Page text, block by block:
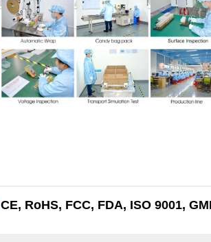
CE, RoHS, FCC, FDA, ISO 9001,